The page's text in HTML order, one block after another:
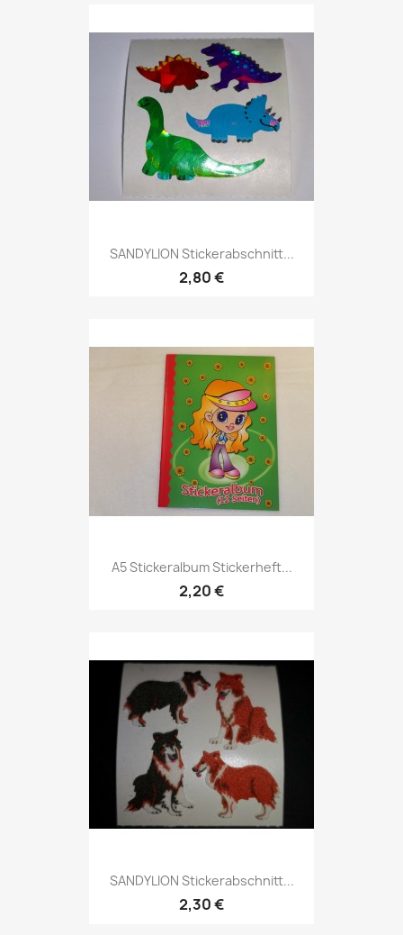
SANDYLION Stickerabschnitt...
2,80 €
A5 Stickeralbum Stickerheft...
2,20 €
SANDYLION Stickerabschnitt...
2,30 €